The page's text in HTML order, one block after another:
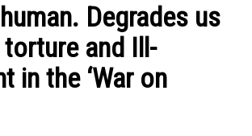
Degrades us
and Ill-
in the ‘War on